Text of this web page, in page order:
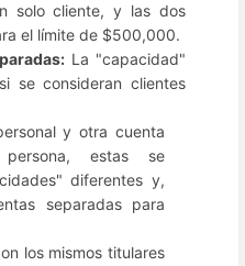
solo cliente, y las dos
el límite de $500,000.
La "capacidad"
se consideran clientes
y otra cuenta
estas se
diferentes y,
separadas para
los mismos titulares